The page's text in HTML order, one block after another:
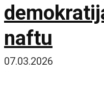
naftu
07.03.2026